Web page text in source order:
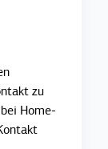
zu
Home-